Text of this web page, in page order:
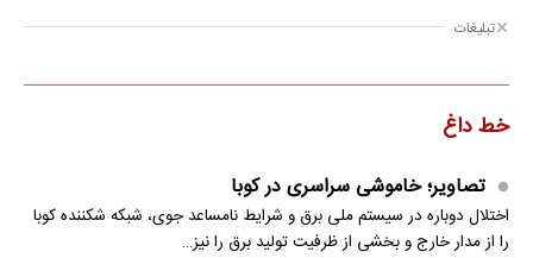
تبلیغات
خط داغ
تصاویر؛ خاموشی سراسری در کوبا
اختلال دوباره در سیستم ملی برق و شرایط نامساعد جوی، شبکه شکننده کوبا
را از مدار خارج و بخشی از ظرفیت تولید برق را نیز…